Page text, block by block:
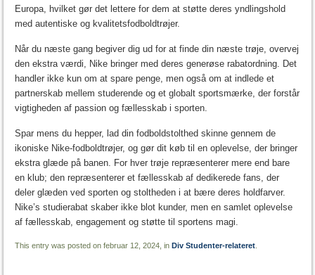
Europa, hvilket gør det lettere for dem at støtte deres yndlingshold
med autentiske og kvalitetsfodboldtrøjer.
Når du næste gang begiver dig ud for at finde din næste trøje, overvej
den ekstra værdi, Nike bringer med deres generøse rabatordning. Det
handler ikke kun om at spare penge, men også om at indlede et
partnerskab mellem studerende og et globalt sportsmærke, der forstår
vigtigheden af passion og fællesskab i sporten.
Spar mens du hepper, lad din fodboldstolthed skinne gennem de
ikoniske Nike-fodboldtrøjer, og gør dit køb til en oplevelse, der bringer
ekstra glæde på banen. For hver trøje repræsenterer mere end bare
en klub; den repræsenterer et fællesskab af dedikerede fans, der
deler glæden ved sporten og stoltheden i at bære deres holdfarver.
Nike’s studierabat skaber ikke blot kunder, men en samlet oplevelse
af fællesskab, engagement og støtte til sportens magi.
This entry was posted on februar 12, 2024, inDiv Studenter-relateret